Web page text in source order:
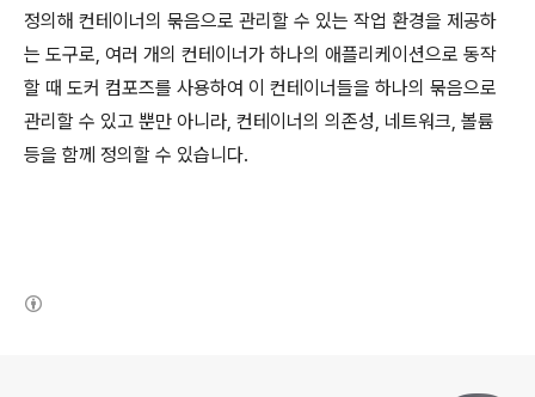
정의해 컨테이너의 묶음으로 관리할 수 있는 작업 환경을 제공하
는 도구로, 여러 개의 컨테이너가 하나의 애플리케이션으로 동작
할 때 도커 컴포즈를 사용하여 이 컨테이너들을 하나의 묶음으로
관리할 수 있고 뿐만 아니라, 컨테이너의 의존성, 네트워크, 볼륨
등을 함께 정의할 수 있습니다.